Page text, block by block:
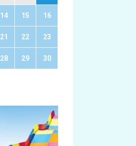
14 15 16
21 22 23
28 29 30